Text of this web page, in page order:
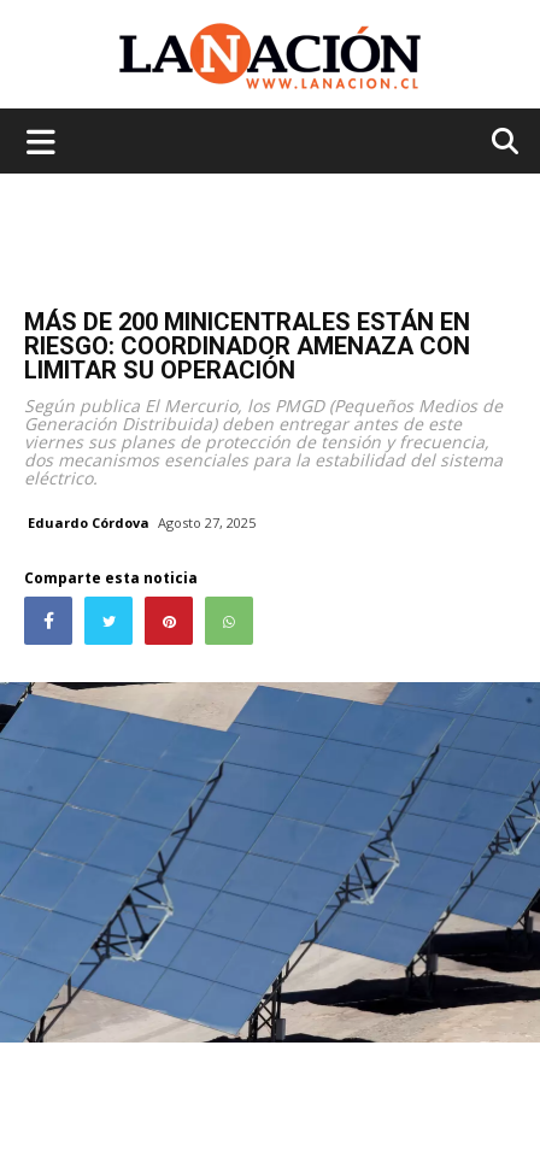
MÁS DE 200 MINICENTRALES ESTÁN EN
RIESGO: COORDINADOR AMENAZA CON
LIMITAR SU OPERACIÓN
Según publica El Mercurio, los PMGD (Pequeños Medios de
Generación Distribuida) deben entregar antes de este
viernes sus planes de protección de tensión y frecuencia,
dos mecanismos esenciales para la estabilidad del sistema
eléctrico.
Eduardo Córdova Agosto 27, 2025
Comparte esta noticia